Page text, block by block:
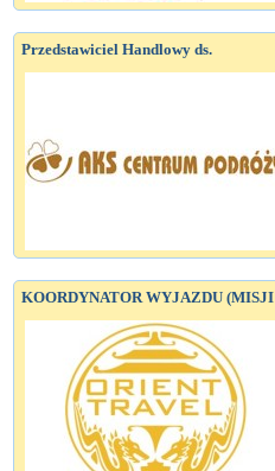
Przedstawiciel Handlowy ds.
KOORDYNATOR WYJAZDU (MISJI